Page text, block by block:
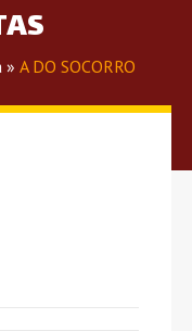
» A DO SOCORRO